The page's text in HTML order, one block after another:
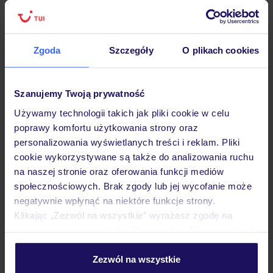
Zgoda Szczegóły O plikach cookies
Szanujemy Twoją prywatność
Używamy technologii takich jak pliki cookie w celu
poprawy komfortu użytkowania strony oraz
personalizowania wyświetlanych treści i reklam. Pliki
cookie wykorzystywane są także do analizowania ruchu
na naszej stronie oraz oferowania funkcji mediów
społecznościowych. Brak zgody lub jej wycofanie może
negatywnie wpłynąć na niektóre funkcje strony.
Klikając „Zezwól na wszystkie” wyrażasz zgodę na
personalizować swój wybór wchodząc w zakładkę
Zezwól na wszystkie
Hotel
Opinie
Pokoje
Wyżywienie